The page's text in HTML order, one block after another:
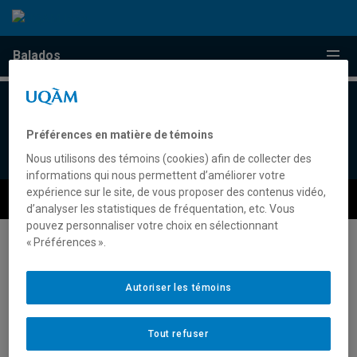
Passer au contenu
Accéder au menu principal
Accéder à la recherche
Passer au contenu
Accéder au menu principal
Balados Menu
UQAM - Université du Québec à Montréal
Balados
Préférences des témoins Accessibilité Web
Préférences en matière de témoins
Nous utilisons des témoins (cookies) afin de collecter des
informations qui nous permettent d’améliorer votre
expérience sur le site, de vous proposer des contenus vidéo,
d’analyser les statistiques de fréquentation, etc. Vous
pouvez personnaliser votre choix en sélectionnant
« Préférences ».
Tout refuser
Autoriser les témoins